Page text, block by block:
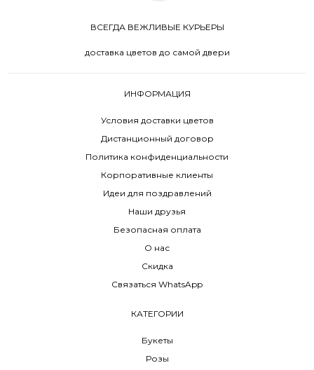
ВСЕГДА ВЕЖЛИВЫЕ КУРЬЕРЫ
доставка цветов до самой двери
ИНФОРМАЦИЯ
Условия доставки цветов
Дистанционный договор
Политика конфиденциальности
Корпоративные клиенты
Идеи для поздравлений
Наши друзья
Безопасная оплата
О нас
Скидка
Связаться WhatsApp
КАТЕГОРИИ
Букеты
Розы